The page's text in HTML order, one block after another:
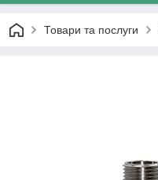
Товари та послуги